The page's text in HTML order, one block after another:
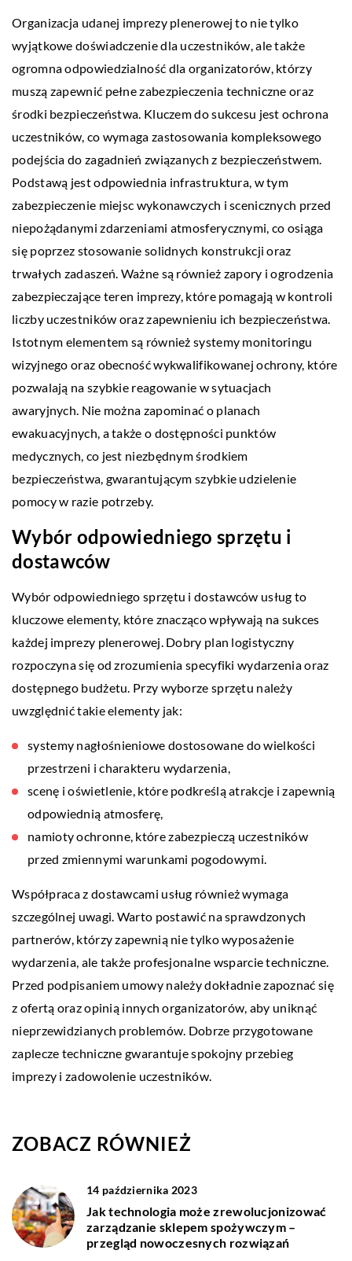
Organizacja udanej imprezy plenerowej to nie tylko
wyjątkowe doświadczenie dla uczestników, ale także
ogromna odpowiedzialność dla organizatorów, którzy
muszą zapewnić pełne zabezpieczenia techniczne oraz
środki bezpieczeństwa. Kluczem do sukcesu jest ochrona
uczestników, co wymaga zastosowania kompleksowego
podejścia do zagadnień związanych z bezpieczeństwem.
Podstawą jest odpowiednia infrastruktura, w tym
zabezpieczenie miejsc wykonawczych i scenicznych przed
niepożądanymi zdarzeniami atmosferycznymi, co osiąga
się poprzez stosowanie solidnych konstrukcji oraz
trwałych zadaszeń. Ważne są również zapory i ogrodzenia
zabezpieczające teren imprezy, które pomagają w kontroli
liczby uczestników oraz zapewnieniu ich bezpieczeństwa.
Istotnym elementem są również systemy monitoringu
wizyjnego oraz obecność wykwalifikowanej ochrony, które
pozwalają na szybkie reagowanie w sytuacjach
awaryjnych. Nie można zapominać o planach
ewakuacyjnych, a także o dostępności punktów
medycznych, co jest niezbędnym środkiem
bezpieczeństwa, gwarantującym szybkie udzielenie
pomocy w razie potrzeby.
Wybór odpowiedniego sprzętu i
dostawców
Wybór odpowiedniego sprzętu i dostawców usług to
kluczowe elementy, które znacząco wpływają na sukces
każdej imprezy plenerowej. Dobry plan logistyczny
rozpoczyna się od zrozumienia specyfiki wydarzenia oraz
dostępnego budżetu. Przy wyborze sprzętu należy
uwzględnić takie elementy jak:
systemy nagłośnieniowe dostosowane do wielkości
przestrzeni i charakteru wydarzenia,
scenę i oświetlenie, które podkreślą atrakcje i zapewnią
odpowiednią atmosferę,
namioty ochronne, które zabezpieczą uczestników
przed zmiennymi warunkami pogodowymi.
Współpraca z dostawcami usług również wymaga
szczególnej uwagi. Warto postawić na sprawdzonych
partnerów, którzy zapewnią nie tylko wyposażenie
wydarzenia, ale także profesjonalne wsparcie techniczne.
Przed podpisaniem umowy należy dokładnie zapoznać się
z ofertą oraz opinią innych organizatorów, aby uniknąć
nieprzewidzianych problemów. Dobrze przygotowane
zaplecze techniczne gwarantuje spokojny przebieg
imprezy i zadowolenie uczestników.
ZOBACZ RÓWNIEŻ
14 października 2023
Jak technologia może zrewolucjonizować
zarządzanie sklepem spożywczym –
przegląd nowoczesnych rozwiązań